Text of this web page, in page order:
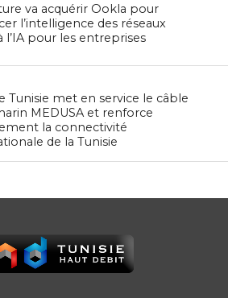
va acquérir Ookla pour
l’intelligence des réseaux
l’IA pour les entreprises
Tunisie met en service le câble
MEDUSA et renforce
la connectivité
de la Tunisie